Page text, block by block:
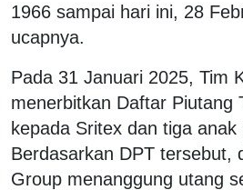
1966 sampai hari ini, 28
ucapnya.
Pada 31 Januari 2025, Tim
menerbitkan Daftar Piutang
kepada Sritex dan tiga anak
Berdasarkan DPT tersebut,
Group menanggung utang